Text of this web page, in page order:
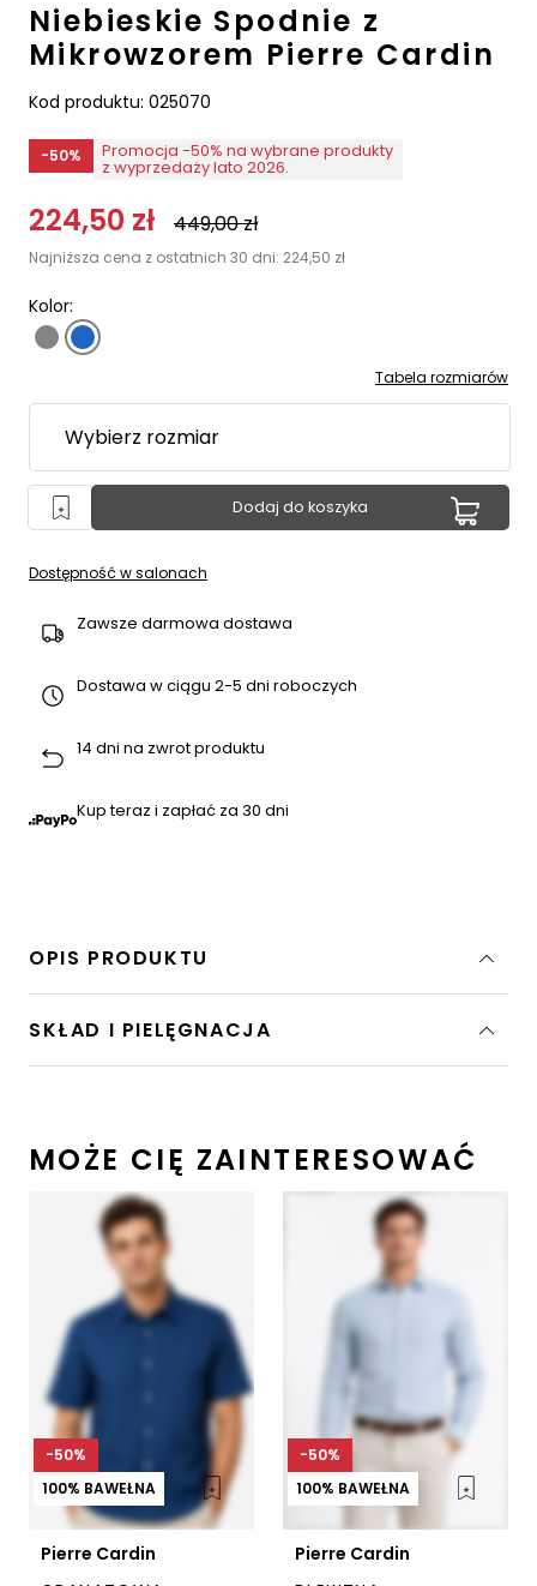
Niebieskie Spodnie z
Mikrowzorem Pierre Cardin
Kod produktu: 025070
-50% Promocja -50% na wybrane produkty
z wyprzedaży lato 2026.
224,50 zł 449,00zł
Najniższa cena z ostatnich 30 dni: 224,50 zł
Kolor:
Tabela rozmiarów
Dodaj do koszyka
Dostępność w salonach
Zawsze darmowa dostawa
Dostawa w ciągu 2-5 dni roboczych
14 dni na zwrot produktu
Kup teraz i zapłać za 30 dni
OPIS PRODUKTU
SKŁAD I PIELĘGNACJA
MOŻE CIĘ ZAINTERESOWAĆ
-50%
100% BAWEŁNA
Pierre Cardin
-50%
100% BAWEŁNA
Pierre Cardin